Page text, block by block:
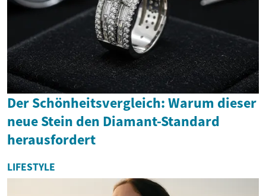
Der Schönheitsvergleich: Warum dieser
neue Stein den Diamant-Standard
herausfordert
LIFESTYLE